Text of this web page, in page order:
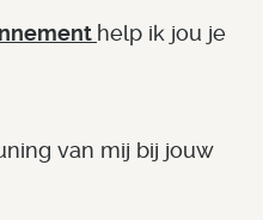
help ik jou je
van mij bij jouw